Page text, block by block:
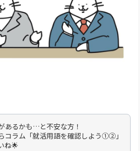
あるかも…と不安な方！
コラム「就活用語を確認しよう①②」
ね🌟